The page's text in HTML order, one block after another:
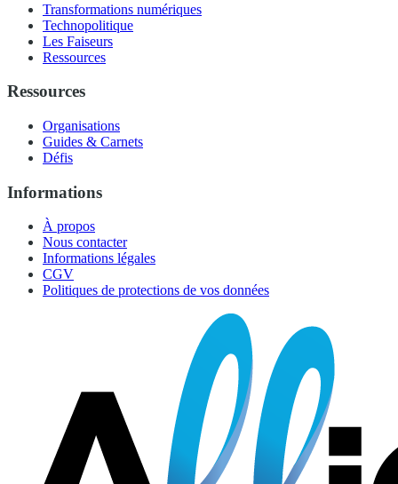
Transformations numériques
Technopolitique
Les Faiseurs
Ressources
Ressources
Organisations
Guides & Carnets
Défis
Informations
À propos
Nous contacter
Informations légales
CGV
Politiques de protections de vos données